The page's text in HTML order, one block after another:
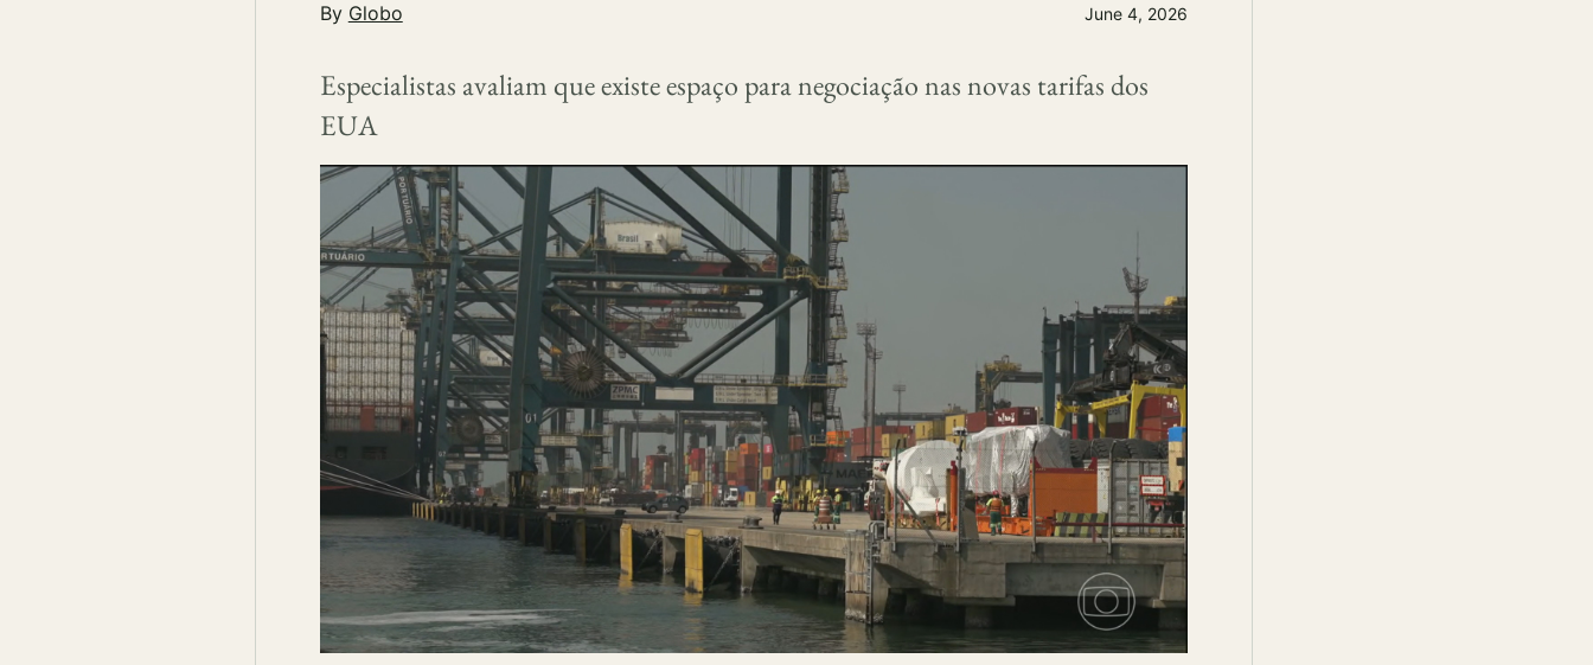
By Globo June 4, 2026
Especialistas avaliam que existe espaço para negociação nas novas tarifas dos
EUA